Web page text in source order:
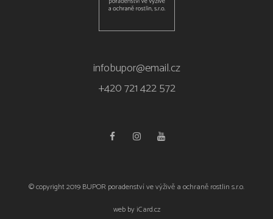
infobupor@email.cz
+420 721 422 572
© copyright 2019 BUPOR poradenství ve výživě a ochraně rostlin s.r.o.
web byiCard.cz